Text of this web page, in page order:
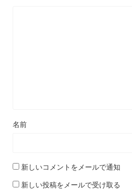
名前
新しいコメントをメールで通知
新しい投稿をメールで受け取る